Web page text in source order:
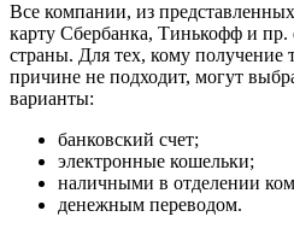
Все компании, из
карту Сбербанка, Тинькофф и пр.
страны. Для тех, кому получение
причине не подходит, могут
варианты:
банковский счет;
электронные кошельки;
наличными в отделении
денежным переводом.